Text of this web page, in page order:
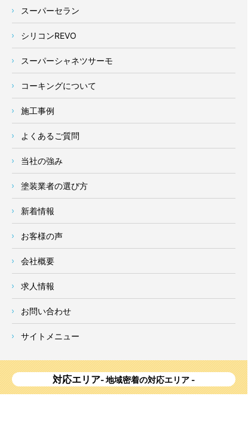
スーパーセラン
シリコンREVO
スーパーシャネツサーモ
コーキングについて
施工事例
よくあるご質問
当社の強み
塗装業者の選び方
新着情報
お客様の声
会社概要
求人情報
お問い合わせ
サイトメニュー
対応エリア- 地域密着の対応エリア -